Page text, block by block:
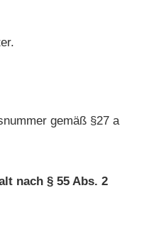
gemäß §27 a
nach § 55 Abs. 2